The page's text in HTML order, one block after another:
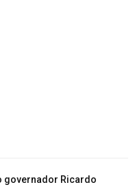
governador Ricardo